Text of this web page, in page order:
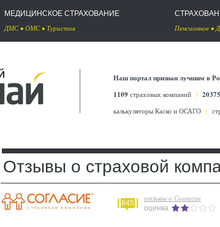
МЕДИЦИНСКОЕ СТРАХОВАНИЕ
ДМС• ОМС• Туристов Пенсионное •
Наш портал признан лучшим в
1109 страховых компаний | 20375
калькуляторы Каско и ОСАГО |
Отзывы о страховой
845
отзывы о Согласие
оценка